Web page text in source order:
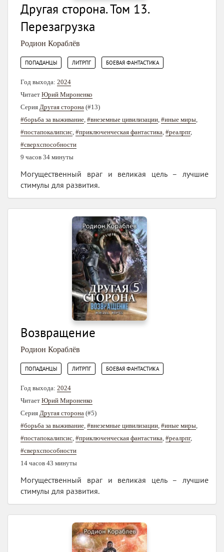
Другая сторона. Том 13.
Перезагрузка
Родион Кораблёв
ПОПАДАНЦЫ ЛИТРПГ БОЕВАЯ ФАНТАСТИКА
Год выхода: 2024
Читает Юрий Мироненко
Серия Другая сторона (#13)
#борьба за выживание #внеземные цивилизации #иные миры
#постапокалипсис #приключенческая фантастика #реалрпг,
#сверхспособности
9 часов 34 минуты
Могущественный враг и великая цель – лучшие
стимулы для развития.
Возвращение
Родион Кораблёв
ПОПАДАНЦЫ ЛИТРПГ БОЕВАЯ ФАНТАСТИКА
Год выхода: 2024
Читает Юрий Мироненко
Серия Другая сторона (#5)
#борьба за выживание #внеземные цивилизации #иные миры
#постапокалипсис #приключенческая фантастика #реалрпг,
#сверхспособности
14 часов 43 минуты
Могущественный враг и великая цель – лучшие
стимулы для развития.